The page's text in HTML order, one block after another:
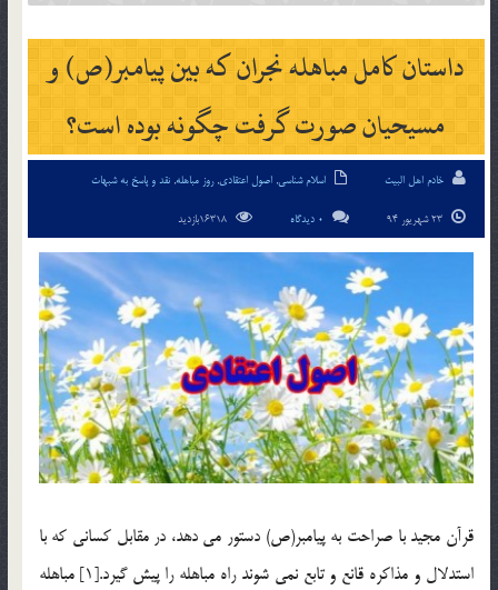
داستان كامل مباهله نجران كه بين پيامبر(ص) و
مسيحيان صورت گرفت چگونه بوده است؟
خادم اهل البیت اسلام شناسی, اصول اعتقادی,روز مباهله, نقد و پاسخ به شبهات
0 دیدگاه
قرآن مجيد با صراحت به پيامبر(ص) دستور مي دهد، در مقابل كساني كه با
استدلال و مذاكره قانع و تابع نمي شوند راه مباهله را پيش گيرد.[1] مباهله